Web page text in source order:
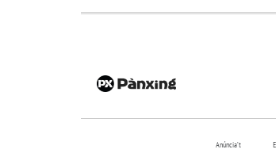
Anúncia’t